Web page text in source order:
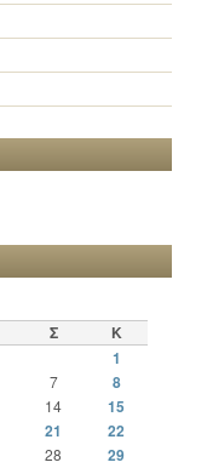
Σ
Κ
1
7 8
14 15
21
22
28 29